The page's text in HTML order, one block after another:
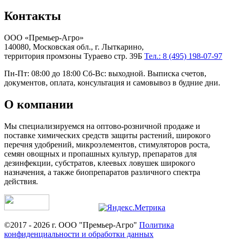
Контакты
ООО «Премьер-Агро»
140080, Московская обл., г. Лыткарино,
территория промзоны Тураево стр. 39Б Тел.: 8 (495) 198-07-97
Пн-Пт: 08:00 до 18:00 Сб-Вс: выходной. Выписка счетов,
документов, оплата, консультация и самовывоз в будние дни.
О компании
Мы специализируемся на оптово-розничной продаже и
поставке химических средств защиты растений, широкого
перечня удобрений, микроэлементов, стимуляторов роста,
семян овощных и пропашных культур, препаратов для
дезинфекции, субстратов, клеевых ловушек широкого
назначения, а также биопрепаратов различного спектра
действия.
©2017 - 2026 г. ООО "Премьер-Агро" Политика
конфиденциальности и обработки данных